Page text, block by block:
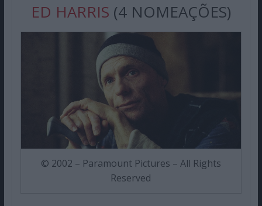
ED HARRIS (4 NOMEAÇÕES)
© 2002 – Paramount Pictures – All Rights
Reserved